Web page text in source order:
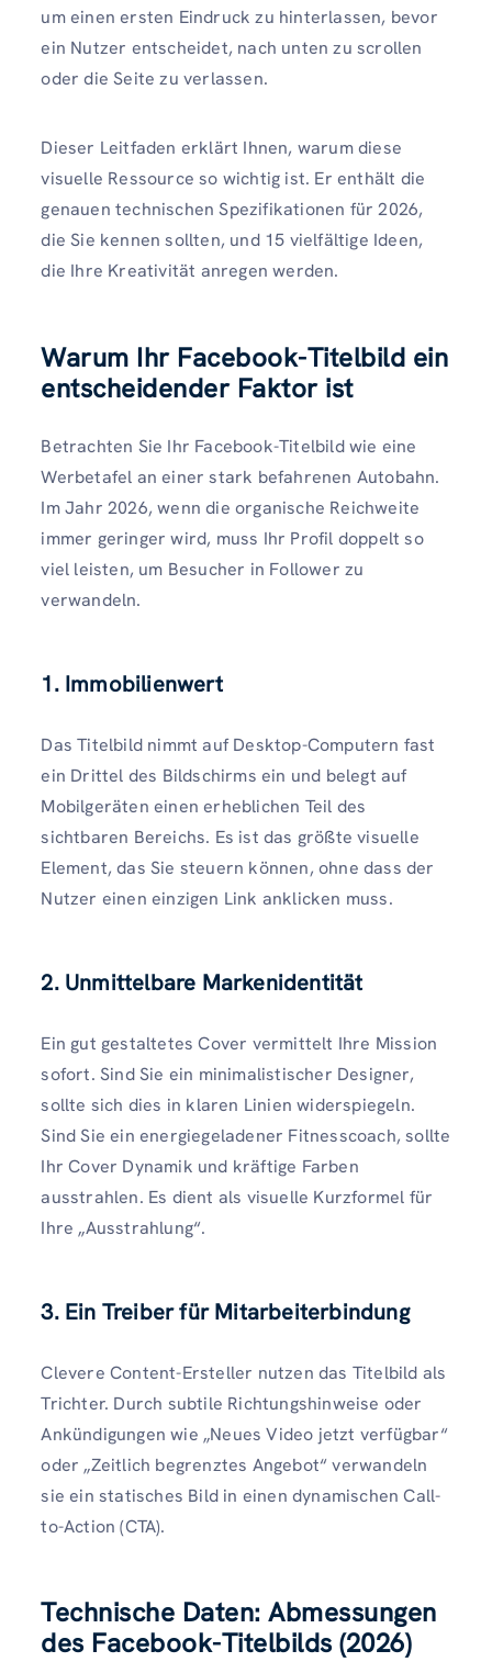
um einen ersten Eindruck zu hinterlassen, bevor
ein Nutzer entscheidet, nach unten zu scrollen
oder die Seite zu verlassen.
Dieser Leitfaden erklärt Ihnen, warum diese
visuelle Ressource so wichtig ist. Er enthält die
genauen technischen Spezifikationen für 2026,
die Sie kennen sollten, und 15 vielfältige Ideen,
die Ihre Kreativität anregen werden.
Warum Ihr Facebook-Titelbild ein
entscheidender Faktor ist
Betrachten Sie Ihr Facebook-Titelbild wie eine
Werbetafel an einer stark befahrenen Autobahn.
Im Jahr 2026, wenn die organische Reichweite
immer geringer wird, muss Ihr Profil doppelt so
viel leisten, um Besucher in Follower zu
verwandeln.
1. Immobilienwert
Das Titelbild nimmt auf Desktop-Computern fast
ein Drittel des Bildschirms ein und belegt auf
Mobilgeräten einen erheblichen Teil des
sichtbaren Bereichs. Es ist das größte visuelle
Element, das Sie steuern können, ohne dass der
Nutzer einen einzigen Link anklicken muss.
2. Unmittelbare Markenidentität
Ein gut gestaltetes Cover vermittelt Ihre Mission
sofort. Sind Sie ein minimalistischer Designer,
sollte sich dies in klaren Linien widerspiegeln.
Sind Sie ein energiegeladener Fitnesscoach, sollte
Ihr Cover Dynamik und kräftige Farben
ausstrahlen. Es dient als visuelle Kurzformel für
Ihre „Ausstrahlung“.
3. Ein Treiber für Mitarbeiterbindung
Clevere Content-Ersteller nutzen das Titelbild als
Trichter. Durch subtile Richtungshinweise oder
Ankündigungen wie „Neues Video jetzt verfügbar“
oder „Zeitlich begrenztes Angebot“ verwandeln
sie ein statisches Bild in einen dynamischen Call-
to-Action (CTA).
Technische Daten: Abmessungen
des Facebook-Titelbilds (2026)